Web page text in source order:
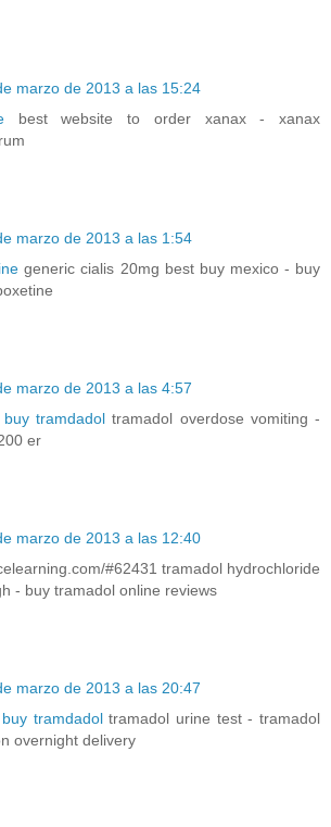
marzo de 2013 a las 15:24
best website to order xanax - xanax
marzo de 2013 a las 1:54
generic cialis 20mg best buy mexico - buy
marzo de 2013 a las 4:57
tramdadol tramadol overdose vomiting -
er
marzo de 2013 a las 12:40
#62431 tramadol hydrochloride
- buy tramadol online reviews
marzo de 2013 a las 20:47
tramdadoltramadol urine test - tramadol
overnight delivery